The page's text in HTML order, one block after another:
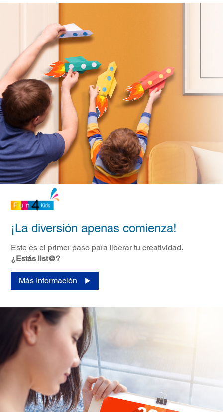
¡La diversión apenas comienza!
Este es el primer paso para liberar tu creatividad.
¿Estás list@?
Más Información